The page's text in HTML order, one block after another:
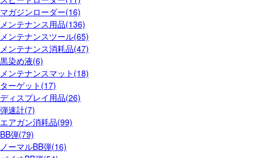
マガジンローダー(16)
メンテナンス用品(136)
メンテナンスツール(65)
メンテナンス消耗品(47)
黒染め液(6)
メンテナンスマット(18)
ターゲット(17)
ディスプレイ用品(26)
弾速計(7)
エアガン消耗品(99)
BB弾(79)
ノーマルBB弾(16)